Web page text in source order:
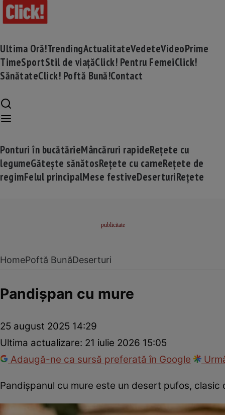
Ultima Oră!TrendingActualitateVedeteVideoPrime
TimeSportStil de viațăClick! Pentru FemeiClick!
SănătateClick! Poftă Bună!Contact
Ponturi în bucătărieMâncăruri rapideRețete cu
legumeGătește sănătosRețete cu carneRețete de
regimFelul principalMese festiveDeserturiRețete
HomePoftă BunăDeserturi
Pandișpan cu mure
25 august 2025 14:29
Ultima actualizare: 21 iulie 2026 15:05
Adaugă-ne ca sursă preferată în Google
Pandișpanul cu mure este un desert pufos, clasic